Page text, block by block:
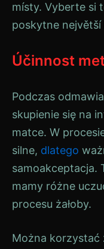
místy. Vyberte si
poskytne největší
Účinnost
Podczas
skupienie się na
matce. W
silne, dlatego
samoakceptacja.
mamy różne
procesu żałoby.
Można